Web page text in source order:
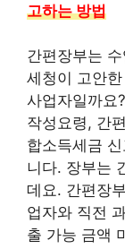
고하는 방법
간편장부는
세청이 고안
사업자일까요
작성요령, 간
합소득세금
니다. 장부는
데요. 간편장
업자와 직전
출 가능 금액